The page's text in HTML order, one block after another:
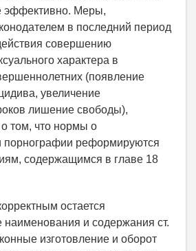
эффективно. Меры,
в последний период
совершению
характера в
(появление
увеличение
лишение свободы),
о том, что нормы о
порнографии реформируются
содержащимся в главе 18
остается
и содержания ст.
изготовление и оборот